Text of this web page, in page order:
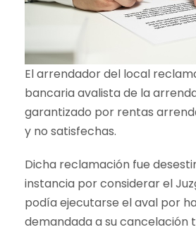
El arrendador del local
bancaria avalista de la
garantizado por rentas
y no satisfechas.
Dicha reclamación fue
instancia por considerar el
podía ejecutarse el aval por
demandada a su cancelación